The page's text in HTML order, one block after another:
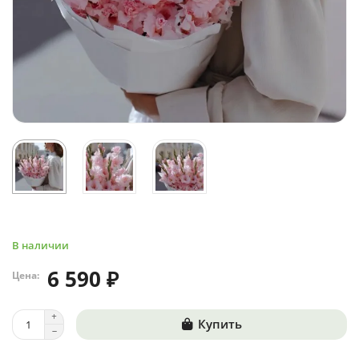
В наличии
Цена: 6 590 ₽
Купить